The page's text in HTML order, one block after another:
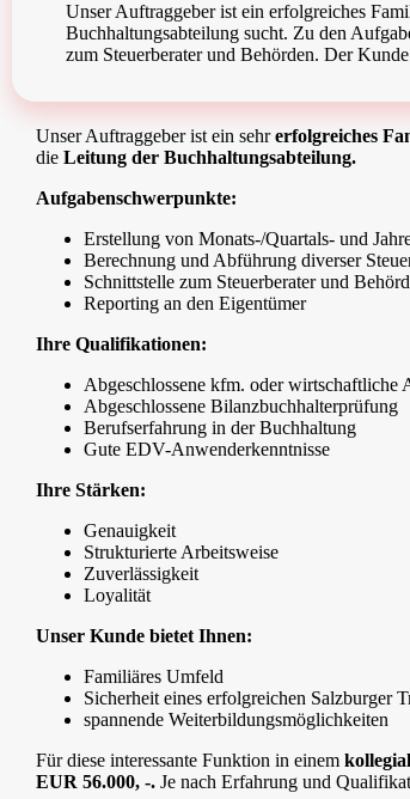
Unser Auftraggeber ist ein erfolgreiches
Buchhaltungsabteilung sucht. Zu den
zum Steuerberater und Behörden. Der
Unser Auftraggeber ist ein sehrerfolgreiches
die Leitung der Buchhaltungsabteilung.
Aufgabenschwerpunkte:
Erstellung von Monats-/Quartals- und
Berechnung und Abführung diverser
Schnittstelle zum Steuerberater und
Reporting an den Eigentümer
Ihre Qualifikationen:
Abgeschlossene kfm. oder wirtschaftliche
Abgeschlossene Bilanzbuchhalterprüfung
Berufserfahrung in der Buchhaltung
Gute EDV-Anwenderkenntnisse
Ihre Stärken:
Genauigkeit
Strukturierte Arbeitsweise
Zuverlässigkeit
Loyalität
Unser Kunde bietet Ihnen:
Familiäres Umfeld
Sicherheit eines erfolgreichen Salzburger
spannende Weiterbildungsmöglichkeiten
Für diese interessante Funktion in einem
EUR 56.000, -. Je nach Erfahrung und